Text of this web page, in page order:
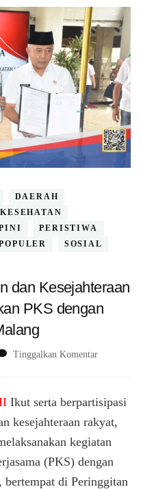
DAERAH
KESEHATAN
PERISTIWA
SOSIAL
dan Kesejahteraan
PKS dengan
Tinggalkan Komentarpada
dan
Rakyat,
TNI
PKS
Ikut serta berpartisipasi
kesejahteraan rakyat,
kegiatan
(PKS) dengan
bertempat di Peringgitan